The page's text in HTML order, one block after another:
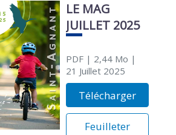
LE MAG
JUILLET 2025
PDF| 2,44 Mo |
21 Juillet 2025
Télécharger
Feuilleter